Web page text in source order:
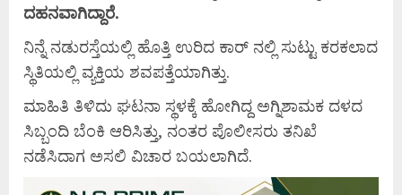
ದಹನವಾಗಿದ್ದಾರೆ.
ನಿನ್ನೆ ನಡುರಸ್ತೆಯಲ್ಲಿ ಹೊತ್ತಿ ಉರಿದ ಕಾರ್ ನಲ್ಲಿ ಸುಟ್ಟು ಕರಕಲಾದ
ಸ್ಥಿತಿಯಲ್ಲಿ ವ್ಯಕ್ತಿಯ ಶವಪತ್ತೆಯಾಗಿತ್ತು.
ಮಾಹಿತಿ ತಿಳಿದು ಘಟನಾ ಸ್ಥಳಕ್ಕೆ ಹೋಗಿದ್ದ ಅಗ್ನಿಶಾಮಕ ದಳದ
ಸಿಬ್ಬಂದಿ ಬೆಂಕಿ ಆರಿಸಿತ್ತು, ನಂತರ ಪೊಲೀಸರು ತನಿಖೆ
ನಡೆಸಿದಾಗ ಅಸಲಿ ವಿಚಾರ ಬಯಲಾಗಿದೆ.